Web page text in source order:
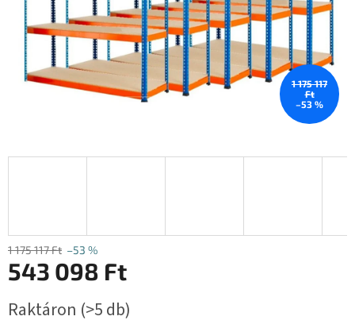
1 175 117
Ft
–53 %
1 175 117 Ft –53 %
543 098 Ft
Raktáron (>5 db)